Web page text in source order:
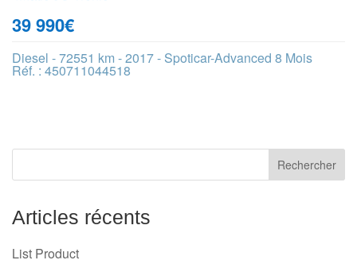
39 990€
Diesel - 72551 km - 2017 - Spoticar-Advanced 8 Mois
Réf. : 450711044518
Articles récents
List Product